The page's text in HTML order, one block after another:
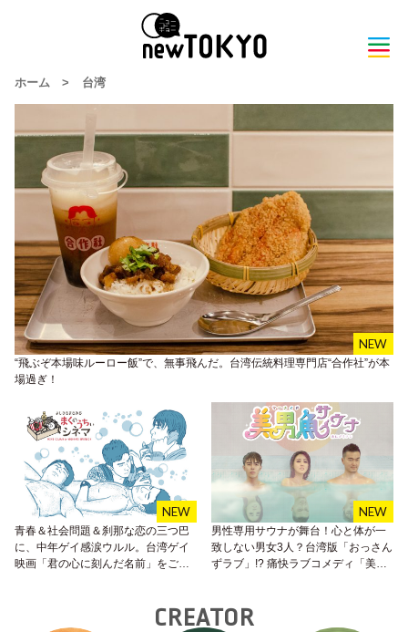
ホーム > 台湾
“飛ぶぞ本場味ルーロー飯”で、無事飛んだ。台湾伝統料理専門店“合作社”が本
場過ぎ！
青春＆社会問題＆刹那な恋の三つ巴
に、中年ゲイ感涙ウルル。台湾ゲイ
映画「君の心に刻んだ名前」をご紹
男性専用サウナが舞台！心と体が一
致しない男女3人？台湾版「おっさん
ずラブ」!? 痛快ラブコメディ「美男
CREATOR